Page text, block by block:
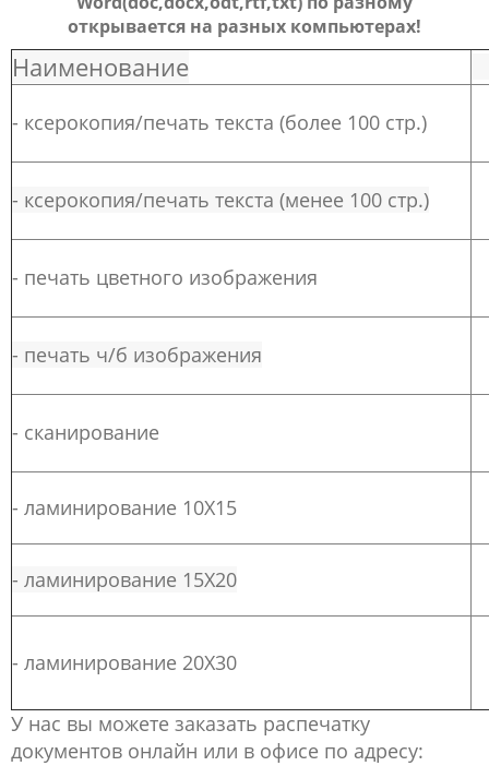
открывается на разных компьютерах!
Наименование
- ксерокопия/печать текста (более 100 стр.)
- ксерокопия/печать текста (менее 100 стр.)
- печать цветного изображения
- печать ч/б изображения
- сканирование
- ламинирование 10Х15
- ламинирование 15Х20
- ламинирование 20Х30
У нас вы можете заказать распечатку
документов онлайн или в офисе по адресу: